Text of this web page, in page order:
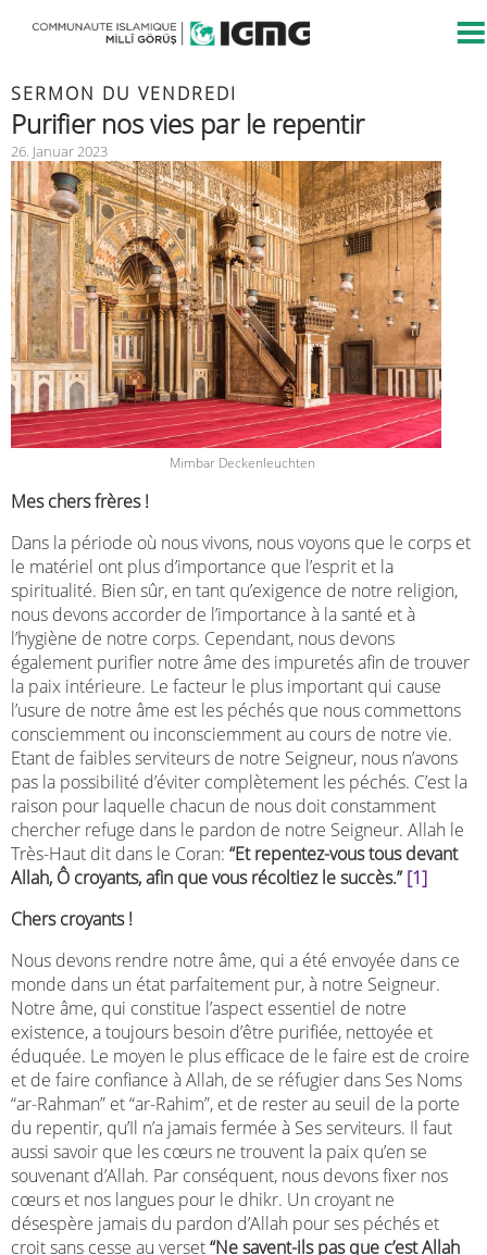
SERMON DU VENDREDI
Purifier nos vies par le repentir
26. Januar 2023
Mimbar Deckenleuchten
Mes chers frères !
Dans la période où nous vivons, nous voyons que le corps et
le matériel ont plus d’importance que l’esprit et la
spiritualité. Bien sûr, en tant qu’exigence de notre religion,
nous devons accorder de l’importance à la santé et à
l’hygiène de notre corps. Cependant, nous devons
également purifier notre âme des impuretés afin de trouver
la paix intérieure. Le facteur le plus important qui cause
l’usure de notre âme est les péchés que nous commettons
consciemment ou inconsciemment au cours de notre vie.
Etant de faibles serviteurs de notre Seigneur, nous n’avons
pas la possibilité d’éviter complètement les péchés. C’est la
raison pour laquelle chacun de nous doit constamment
chercher refuge dans le pardon de notre Seigneur. Allah le
Très-Haut dit dans le Coran: “Et repentez-vous tous devant
Allah, Ô croyants, afin que vous récoltiez le succès.” [1]
Chers croyants !
Nous devons rendre notre âme, qui a été envoyée dans ce
monde dans un état parfaitement pur, à notre Seigneur.
Notre âme, qui constitue l’aspect essentiel de notre
existence, a toujours besoin d’être purifiée, nettoyée et
éduquée. Le moyen le plus efficace de le faire est de croire
et de faire confiance à Allah, de se réfugier dans Ses Noms
“ar-Rahman” et “ar-Rahim”, et de rester au seuil de la porte
du repentir, qu’Il n’a jamais fermée à Ses serviteurs. Il faut
aussi savoir que les cœurs ne trouvent la paix qu’en se
souvenant d’Allah. Par conséquent, nous devons fixer nos
cœurs et nos langues pour le dhikr. Un croyant ne
désespère jamais du pardon d’Allah pour ses péchés et
croit sans cesse au verset“Ne savent-ils pas que c’est Allah